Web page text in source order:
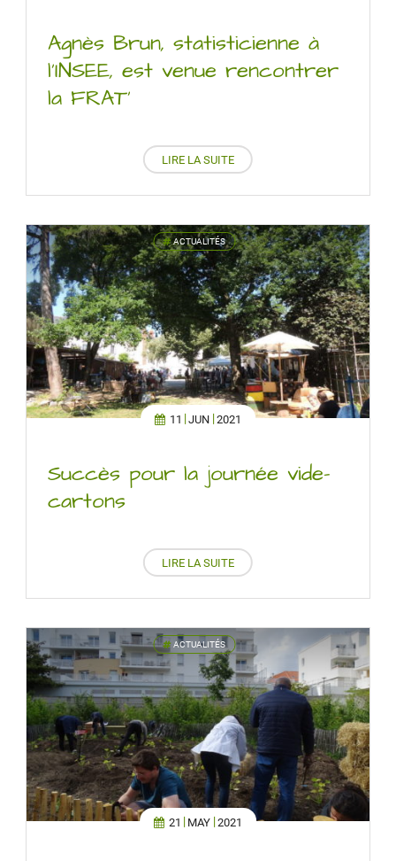
Agnès Brun, statisticienne à
l’INSEE, est venue rencontrer
la FRAT’
LIRE LA SUITE
ACTUALITÉS '
11 JUN 2021
Succès pour la journée vide-
cartons
LIRE LA SUITE
ACTUALITÉS '
21 MAY 2021